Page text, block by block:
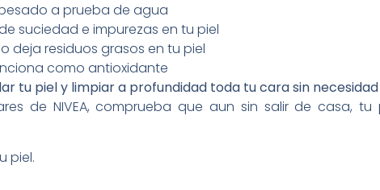
a prueba de agua
suciedad e impurezas en tu piel
deja residuos grasos en tu piel
como antioxidante
tu piel y limpiar a profundidad toda tu cara sin
de NIVEA, comprueba que aun sin salir de casa, tu
piel.